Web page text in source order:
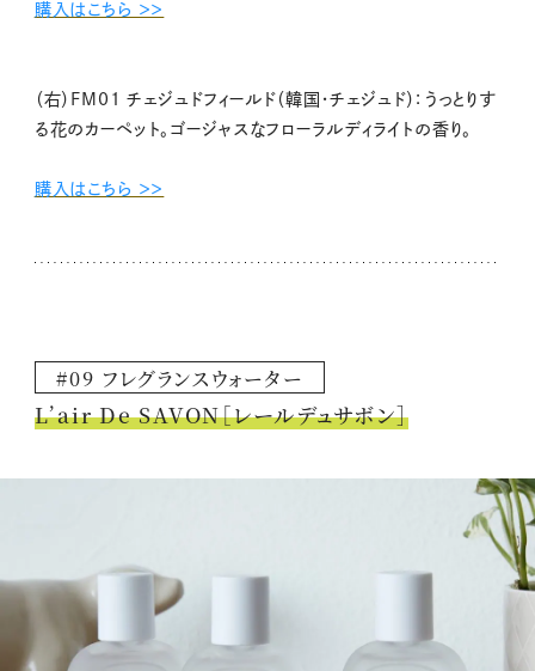
購入はこちら ＞＞
（右）FM01 チェジュドフィールド（韓国・チェジュド）：うっとりす
る花のカーペット。ゴージャスなフローラルディライトの香り。
購入はこちら ＞＞
#09 フレグランスウォーター
L’air De SAVON［レールデュサボン］